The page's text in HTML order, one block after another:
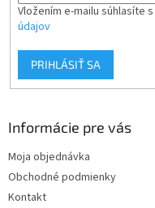
Vložením e-mailu súhlasíte s
údajov
PRIHLÁSIŤ SA
Informácie pre vás
Moja objednávka
Obchodné podmienky
Kontakt